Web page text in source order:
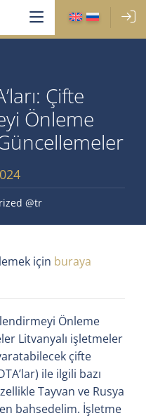
Çifte
Önleme
@tr
için buraya
Önleme
Litvanyalı işletmeler
çifte
ile ilgili bazı
Tayvan ve Rusya
bahsedelim. İşletme